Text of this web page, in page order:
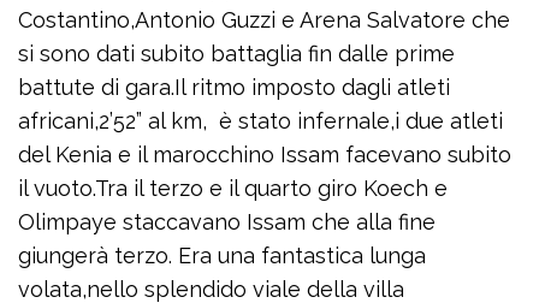
Costantino,Antonio Guzzi e Arena Salvatore che
si sono dati subito battaglia fin dalle prime
battute di gara.Il ritmo imposto dagli atleti
africani,2’52” al km, è stato infernale,i due atleti
del Kenia e il marocchino Issam facevano subito
il vuoto.Tra il terzo e il quarto giro Koech e
Olimpaye staccavano Issam che alla fine
giungerà terzo. Era una fantastica lunga
volata,nello splendido viale della villa